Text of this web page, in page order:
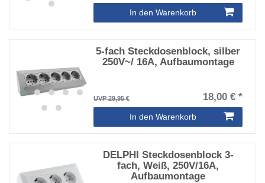
In den Warenkorb
5-fach Steckdosenblock, silber
250V~/ 16A, Aufbaumontage
UVP 29,95 € 18,00 € *
In den Warenkorb
DELPHI Steckdosenblock 3-
fach, Weiß, 250V/16A,
Aufbaumontage